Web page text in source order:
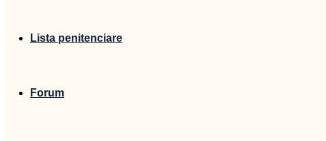
Lista penitenciare
Forum